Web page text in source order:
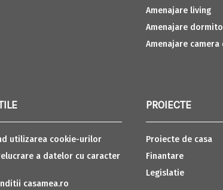
utilizarea cookie-urilor
a datelor cu caracter
casamea.ro
Amenajare living
Amenajare
Amenajare
PROIECTE
Proiecte de casa
Finantare
Legislatie